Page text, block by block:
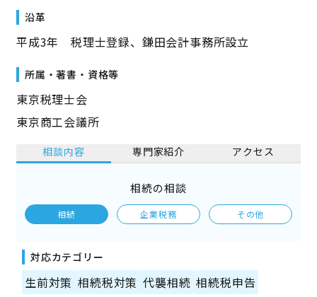
沿革
平成3年 税理士登録、鎌田会計事務所設立
所属・著書・資格等
東京税理士会
東京商工会議所
相談内容 専門家紹介 アクセス
相続の相談
相続 企業税務 その他
対応カテゴリー
生前対策 相続税対策 代襲相続 相続税申告